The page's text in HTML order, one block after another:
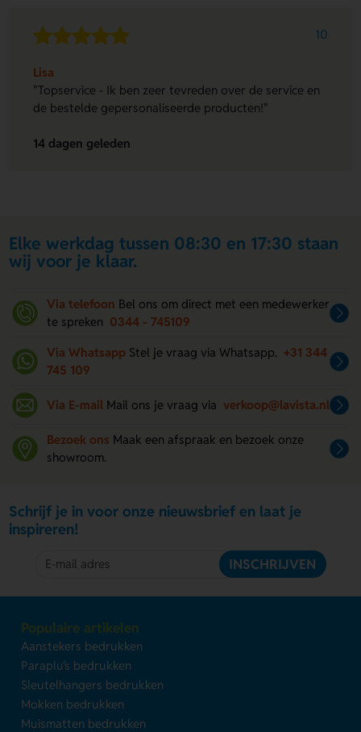
10
Lisa
"Topservice - Ik ben zeer tevreden over de service en
de bestelde gepersonaliseerde producten!"
14 dagen geleden
Elke werkdag tussen 08:30 en 17:30 staan
wij voor je klaar.
Via telefoon Bel ons om direct met een medewerker
te spreken 0344 - 745109
Via Whatsapp Stel je vraag via Whatsapp. +31 344
745 109
Via E-mail Mail ons je vraag via verkoop@lavista.nl
Bezoek ons Maak een afspraak en bezoek onze
showroom.
Schrijf je in voor onze nieuwsbrief en laat je
inspireren!
INSCHRIJVEN
Populaire artikelen
Aanstekers bedrukken
Paraplu's bedrukken
Sleutelhangers bedrukken
Mokken bedrukken
Muismatten bedrukken